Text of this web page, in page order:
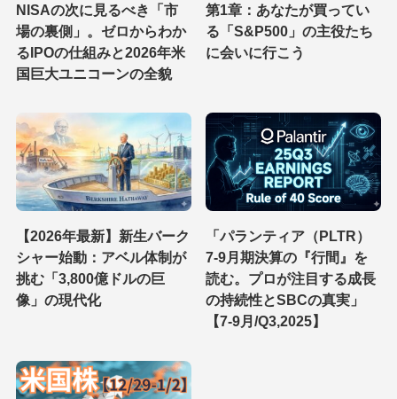
NISAの次に見るべき「市
場の裏側」。ゼロからわか
るIPOの仕組みと2026年米
国巨大ユニコーンの全貌
第1章：あなたが買ってい
る「S&P500」の主役たち
に会いに行こう
【2026年最新】新生バーク
シャー始動：アベル体制が
挑む「3,800億ドルの巨
像」の現代化
「パランティア（PLTR）
7-9月期決算の『行間』を
読む。プロが注目する成長
の持続性とSBCの真実」
【7-9月/Q3,2025】